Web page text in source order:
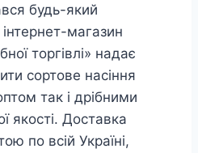
будь-який
магазин
торгівлі» надає
сортове насіння
так і дрібними
якості. Доставка
по всій Україні,